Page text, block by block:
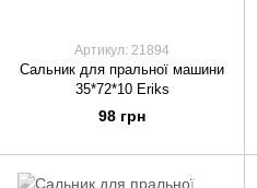
Артикул: 21894
Сальник для пральної машини
35*72*10 Eriks
98 грн